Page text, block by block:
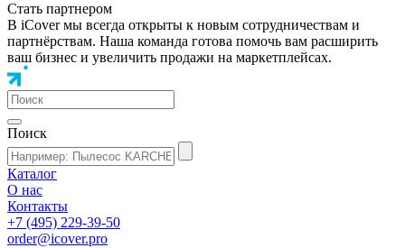
Стать партнером
В iCover мы всегда открыты к новым сотрудничествам и
партнёрствам. Наша команда готова помочь вам расширить
ваш бизнес и увеличить продажи на маркетплейсах.
Поиск
Каталог
О нас
Контакты
+7 (495) 229-39-50
order@icover.pro